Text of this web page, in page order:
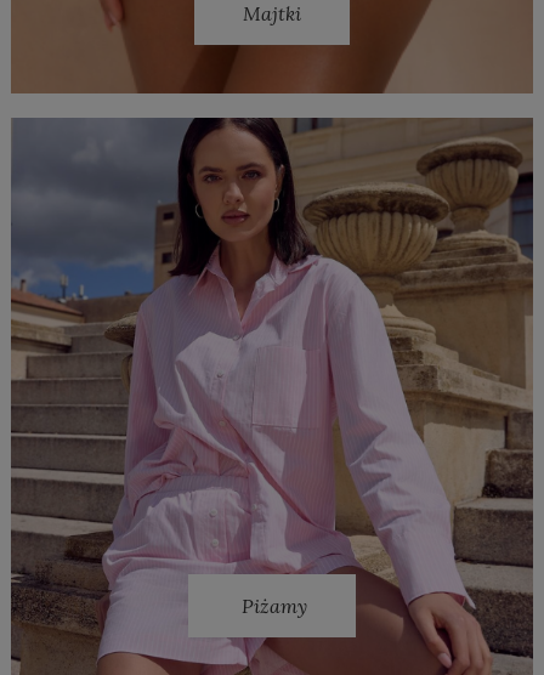
Majtki
Piżamy